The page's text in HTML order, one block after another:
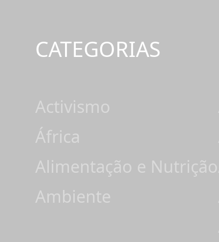
CATEGORIAS
Activismo
África
Alimentação e Nutrição
Ambiente